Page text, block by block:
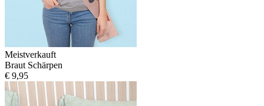
Meistverkauft
Braut Schärpen
€ 9,95